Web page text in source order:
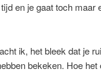
en je gaat toch maar
ik, het bleek dat je
bekeken. Hoe het